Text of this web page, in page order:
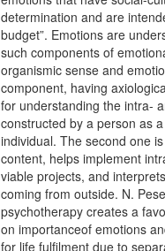
determination and are
budget”. Emotions are
such components of
organismic sense and
component, having
for understanding the intra-
constructed by a person as
individual. The second one
content, helps implement
viable projects, and
coming from outside. N.
psychotherapy creates a
on importanceof emotions
for life fulfilment due to